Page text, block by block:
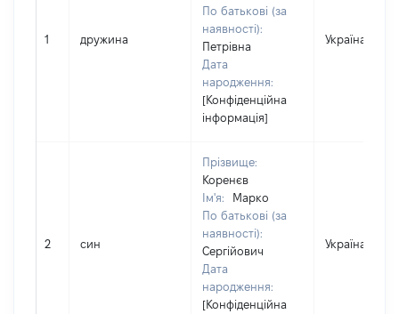
1 дружина
По батькові (за
наявності):
Петрівна
Дата
народження:
[Конфіденційна
інформація]
Україна
2 син
Прізвище:
Коренєв
Ім'я:
Марко
По батькові (за
наявності):
Сергійович
Дата
народження:
[Конфіденційна
Україна